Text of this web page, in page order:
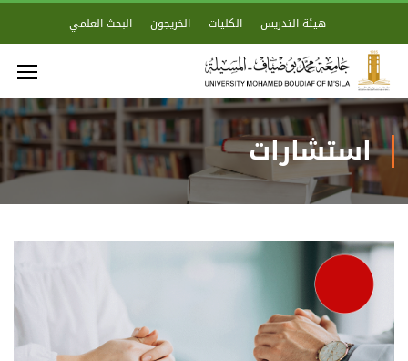
هيئة التدريس الكليات الخريجون البحث العلمي
استشارات